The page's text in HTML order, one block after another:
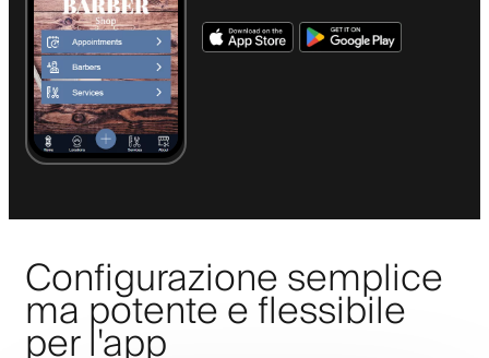
Configurazione semplice
ma potente e flessibile
per l'app